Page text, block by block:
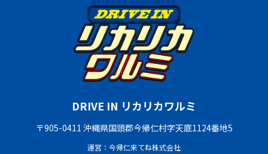
DRIVE IN リカリカワルミ
〒905-0411 沖縄県国頭郡今帰仁村字天底1124番地5
運営：今帰仁来てね株式会社